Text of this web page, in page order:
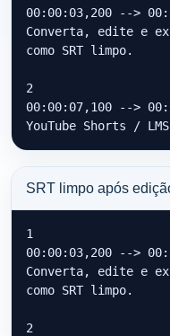
00:00:03,200 -->
Converta, edite e
como SRT limpo.
2
00:00:07,100 -->
YouTube Shorts / LMS
SRT limpo após
1
00:00:03,200 -->
Converta, edite e
como SRT limpo.
2